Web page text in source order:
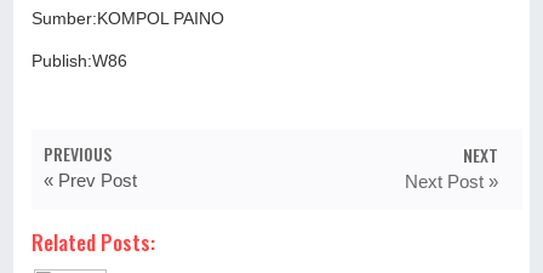
Sumber:KOMPOL PAINO
Publish:W86
PREVIOUS
« Prev Post
NEXT
Next Post »
Related Posts: